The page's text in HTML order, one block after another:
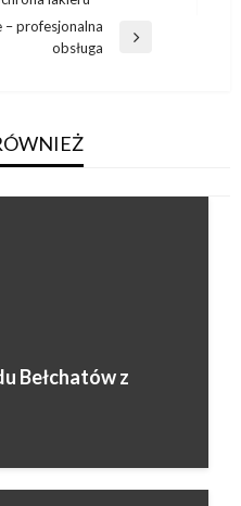
– profesjonalna
obsługa
Bełchatów z